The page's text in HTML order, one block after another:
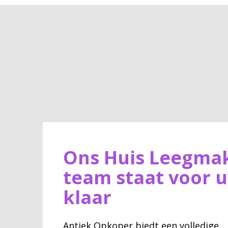
Ons Huis
team staat voor u
klaar
Antiek Opkoper biedt een volledige